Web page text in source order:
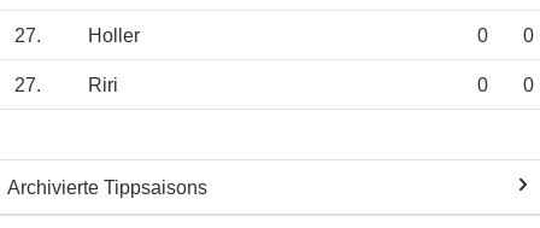
27. Holler 0 0
27. Riri 0 0
Archivierte Tippsaisons